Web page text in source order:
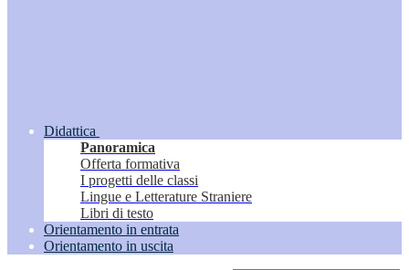
Didattica
Panoramica
Offerta formativa
I progetti delle classi
Lingue e Letterature Straniere
Libri di testo
Orientamento in entrata
Orientamento in uscita